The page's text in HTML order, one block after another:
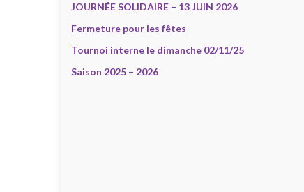
JOURNÉE SOLIDAIRE – 13 JUIN 2026
Fermeture pour les fêtes
Tournoi interne le dimanche 02/11/25
Saison 2025 – 2026